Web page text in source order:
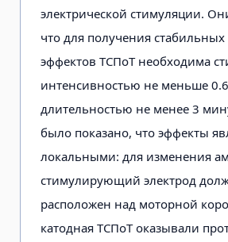
электрической стимуляции.
что для получения
эффектов ТСПоТ необходима
интенсивностью не меньше
длительностью не менее 3
было показано, что эффекты
локальными: для изменения
стимулирующий электрод
расположен над моторной
катодная ТСПоТ оказывали